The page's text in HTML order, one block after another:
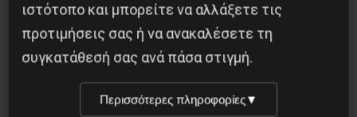
ιστότοπο και μπορείτε να αλλάξετε τις
προτιμήσεις σας ή να ανακαλέσετε τη
συγκατάθεσή σας ανά πάσα στιγμή.
Περισσότερες πληροφορίες▼